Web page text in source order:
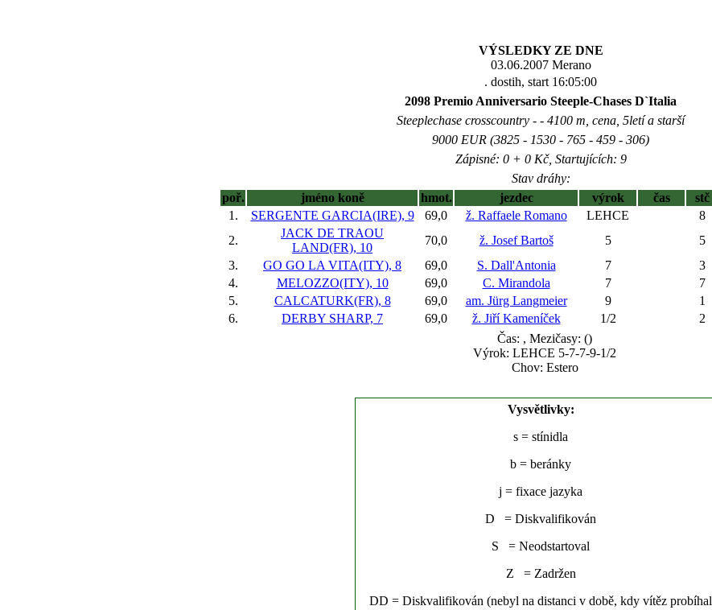
VÝSLEDKY ZE DNE
03.06.2007 Merano
. dostih, start 16:05:00
2098 Premio Anniversario Steeple-Chases D`Italia
Steeplechase crosscountry - - 4100 m, cena, 5letí a starší
9000 EUR (3825 - 1530 - 765 - 459 - 306)
Zápisné: 0 + 0 Kč, Startujících: 9
Stav dráhy:
poř.
jméno koně hmot. jezdec výrok čas stč
1.
SERGENTE GARCIA(IRE), 9 69,0 ž. Raffaele Romano LEHCE
8
2.
JACK DE TRAOU
LAND(FR), 10
70,0 ž. Josef Bartoš 5 5
3.
GO GO LA VITA(ITY), 8 69,0 S. Dall'Antonia 7
3
4.
MELOZZO(ITY), 10 69,0 C. Mirandola 7
7
5.
CALCATURK(FR), 8 69,0 am. Jürg Langmeier 9
1
6.
DERBY SHARP, 7 69,0 ž. Jiří Kameníček 1/2 2
Čas: , Mezičasy: ()
Výrok: LEHCE 5-7-7-9-1/2
Chov: Estero
Vysvětlivky:
s = stínidla
b = beránky
j = fixace jazyka
D = Diskvalifikován
S = Neodstartoval
Z = Zadržen
DD = Diskvalifikován (nebyl na distanci v době, kdy vítěz probíhal